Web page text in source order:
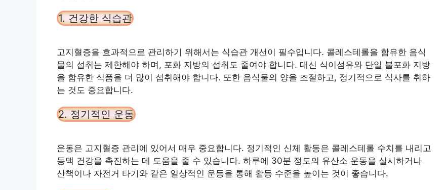
1. 건강한 식습관
고지혈증을 효과적으로 관리하기 위해서는 식습관 개선이 필수입니다. 콜레스테롤을 함유한 음식
물의 섭취는 제한해야 하며, 포화 지방의 섭취도 줄여야 합니다. 대신 식이섬유와 단일 불포화 지방
을 함유한 식품을 더 많이 섭취해야 합니다. 또한 음식물의 양을 조절하고, 정기적으로 식사를 취하
는 것도 중요합니다.
2. 정기적인 운동
운동은 고지혈증 관리에 있어서 매우 중요합니다. 정기적인 신체 활동은 콜레스테롤 수치를 내리고
동맥 건강을 촉진하는 데 도움을 줄 수 있습니다. 하루에 30분 정도의 유산소 운동을 실시하거나
산책이나 자전거 타기와 같은 일상적인 운동을 통해 활동 수준을 높이는 것이 좋습니다.